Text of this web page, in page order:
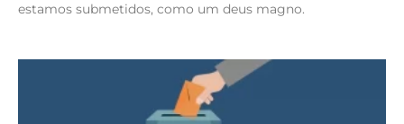
estamos submetidos, como um deus magno.